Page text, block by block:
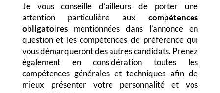
Je vous conseille d’ailleurs de porter une
attention particulière auxcompétences
obligatoiresmentionnées dans l’annonce en
question et les compétences de préférence qui
vous démarqueront des autres candidats. Prenez
également en considération toutes les
compétences générales et techniques afin de
mieux présenter votre personnalité et vos